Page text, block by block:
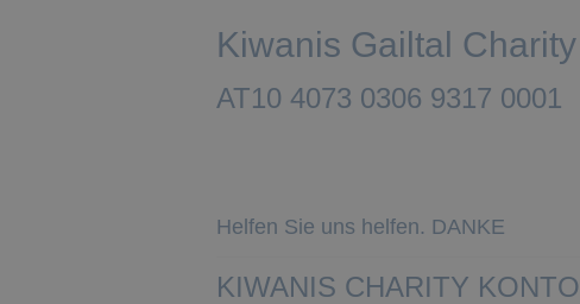
Kiwanis Gailtal
AT10 4073 0306 9317 0001
Helfen Sie uns helfen. DANKE
KIWANIS CHARITY